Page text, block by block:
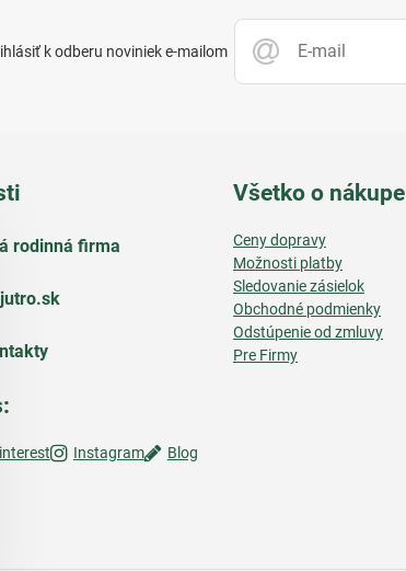
k odberu noviniek e-mailom
rodinná firma
Instagram Blog
Všetko o nákupe
Ceny dopravy
Možnosti platby
Sledovanie zásielok
Obchodné podmienky
Odstúpenie od zmluvy
Pre Firmy